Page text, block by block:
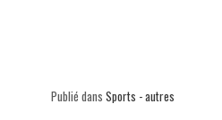
Publié dans Sports - autres